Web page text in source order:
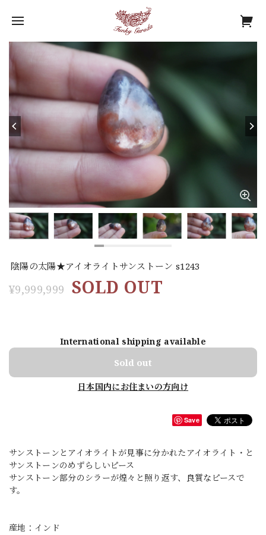
陰陽の太陽★アイオライトサンストーン s1243
¥9,999,999 SOLD OUT
International shipping available
Sold out
日本国内にお住まいの方向け
Save
サンストーンとアイオライトが見事に分かれたアイオライト・と
サンストーンのめずらしいピース
サンストーン部分のシラーが煌々と照り返す、良質なピースで
す。
産地：インド